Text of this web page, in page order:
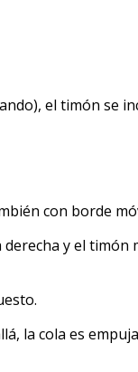
el timón se
con borde
y el timón
la cola es